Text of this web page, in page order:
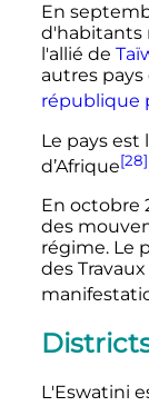
En
d'habitants
l'allié de
autres
république
Le pays est
d’Afrique[28]
En octobre
des
régime. Le
des
L'Eswatini